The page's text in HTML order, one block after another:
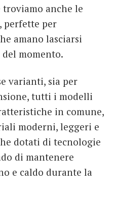
anche le
perfette per
amano lasciarsi
momento.
varianti, sia per
tutti i modelli
in comune,
moderni, leggeri e
dotati di tecnologie
di mantenere
e caldo durante la